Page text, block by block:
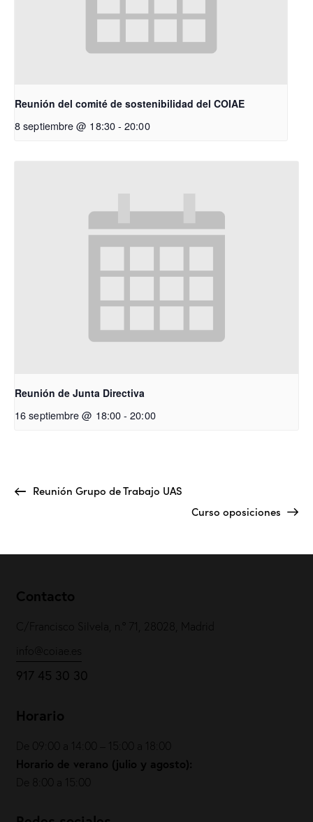
Reunión del comité de sostenibilidad del COIAE
8 septiembre @ 18:30- 20:00
Reunión de Junta Directiva
16 septiembre @ 18:00- 20:00
Reunión Grupo de Trabajo UAS
Curso oposiciones
Contacto
C/Francisco Silvela, n.º 71, 28028, Madrid
917 45 30 30
Horario
De 09:00 a 14:00 – 15:00 a 18:00
Horario de verano (julio y agosto):
De 8:00 a 15:00